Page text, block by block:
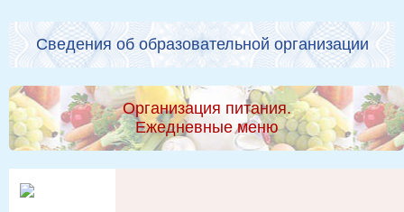
Сведения об образовательной организации
Организация питания.
Ежедневные меню